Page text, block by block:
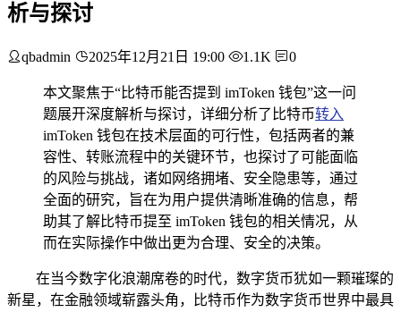
析与探讨
qbadmin 2025年12月21日 19:00 1.1K 0
本文聚焦于“比特币能否提到 imToken 钱包”这一问
题展开深度解析与探讨，详细分析了比特币转入
imToken 钱包在技术层面的可行性，包括两者的兼
容性、转账流程中的关键环节，也探讨了可能面临
的风险与挑战，诸如网络拥堵、安全隐患等，通过
全面的研究，旨在为用户提供清晰准确的信息，帮
助其了解比特币提至 imToken 钱包的相关情况，从
而在实际操作中做出更为合理、安全的决策。
在当今数字化浪潮席卷的时代，数字货币犹如一颗璀璨的
新星，在金融领域崭露头角，比特币作为数字货币世界中最具